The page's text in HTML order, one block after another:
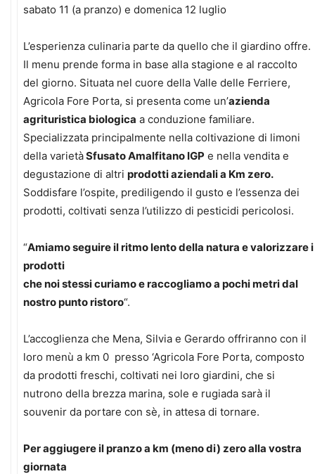
sabato 11 (a pranzo) e domenica 12 luglio
L’esperienza culinaria parte da quello che il giardino offre.
Il menu prende forma in base alla stagione e al raccolto
del giorno. Situata nel cuore della Valle delle Ferriere,
Agricola Fore Porta, si presenta come un’azienda
agrituristica biologica a conduzione familiare.
Specializzata principalmente nella coltivazione di limoni
della varietàSfusato Amalfitano IGP e nella vendita e
degustazione di altri prodotti aziendali a Km zero.
Soddisfare l’ospite, prediligendo il gusto e l’essenza dei
prodotti, coltivati senza l’utilizzo di pesticidi pericolosi.
“Amiamo seguire il ritmo lento della natura e valorizzare i
prodotti
che noi stessi curiamo e raccogliamo a pochi metri dal
nostro punto ristoro“.
L’accoglienza che Mena, Silvia e Gerardo offriranno con il
loro menù a km 0 presso ‘Agricola Fore Porta, composto
da prodotti freschi, coltivati nei loro giardini, che si
nutrono della brezza marina, sole e rugiada sarà il
souvenir da portare con sè, in attesa di tornare.
Per aggiugere il pranzo a km (meno di) zeroalla vostra
giornata